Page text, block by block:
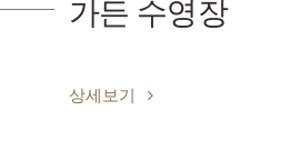
시라하마 카이간
상세보기